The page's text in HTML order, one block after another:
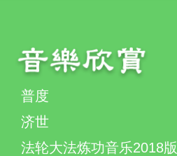
普度
济世
法轮大法炼功音乐2018版